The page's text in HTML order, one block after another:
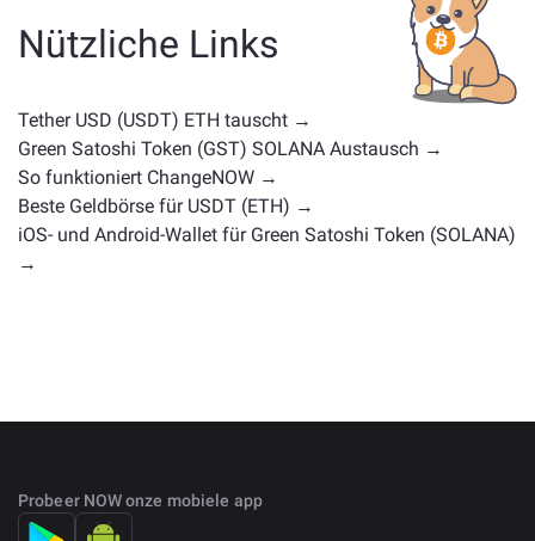
anderen Typ handelt. Häufige Alternativen sind andere
Kryptowährungen mit ähnlichen Anwendungsfällen
oder Marktpositionen. Überprüfen Sie alle verfügbaren
Vermögenswerte zum Tausch auf der
Hauptaustauschseite.
Nützliche Links
Tether USD (USDT) ETH tauscht →
Green Satoshi Token (GST) SOLANA Austausch →
So funktioniert ChangeNOW →
Beste Geldbörse für USDT (ETH) →
iOS- und Android-Wallet für Green Satoshi Token (SOLANA)
→
Probeer NOW onze mobiele app